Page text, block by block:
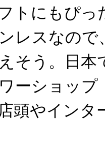
トにもぴっ
レスなので
そう。日本
ーショップ
頭やインタ